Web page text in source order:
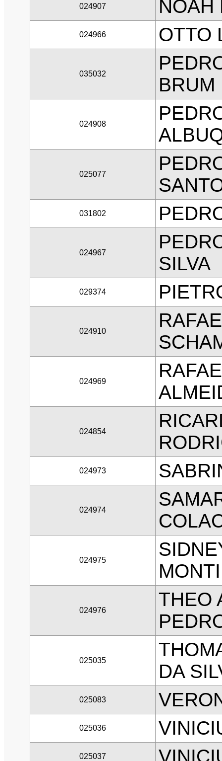
024907 NOAH
024966 OTTO
035032
BRUM
024908
025077
031802
024967
SILVA
029374
024910
024969
024854
024973
024974
024975
024976
THEO
025035
DA
025083
025036
025037